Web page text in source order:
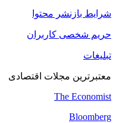
شرایط بازنشر محتوا
حریم شخصی کاربران
تبلیغات
معتبرترین مجلات اقتصادی
The Economist
Bloomberg